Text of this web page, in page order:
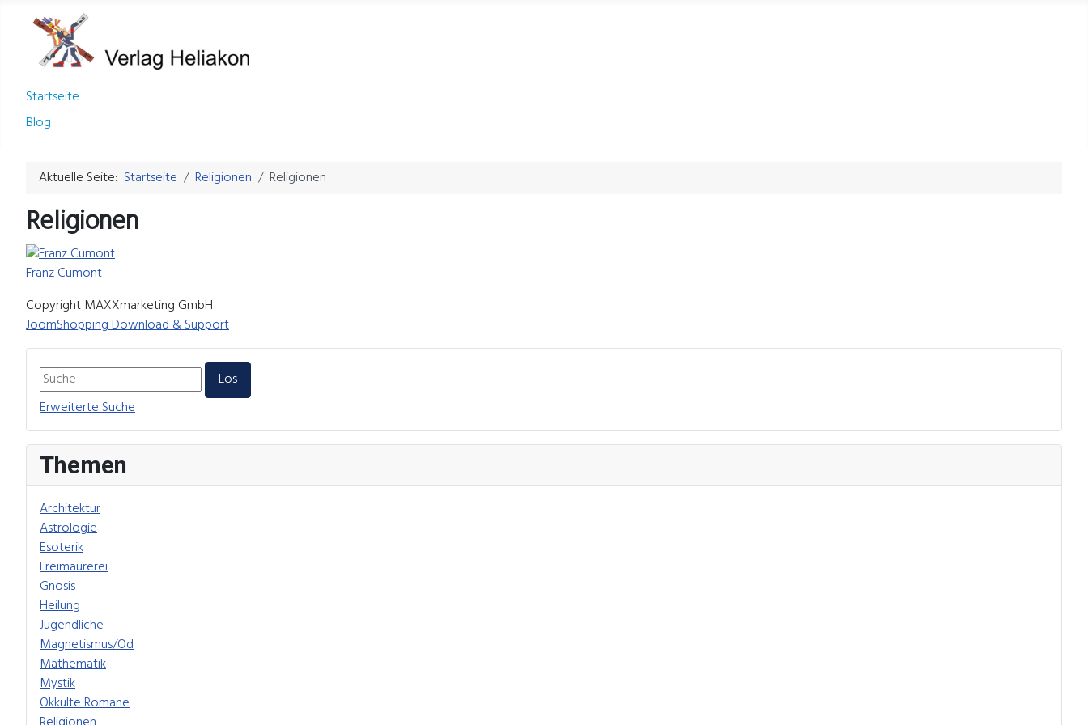
Startseite
Blog
Erweiterte Suche
Themen
Architektur
Astrologie
Esoterik
Freimaurerei
Gnosis
Heilung
Jugendliche
Magnetismus/Od
Mathematik
Mystik
Okkulte Romane
Aktuelle Seite: Startseite Religionen Religionen
Religionen
Franz Cumont
Copyright MAXXmarketing GmbH
JoomShopping Download & Support